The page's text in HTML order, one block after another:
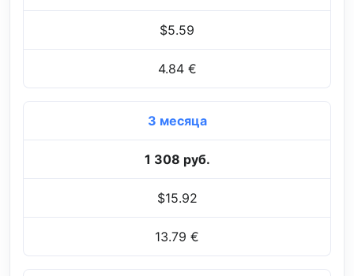
$5.59
4.84 €
3 месяца
1 308 руб.
$15.92
13.79 €